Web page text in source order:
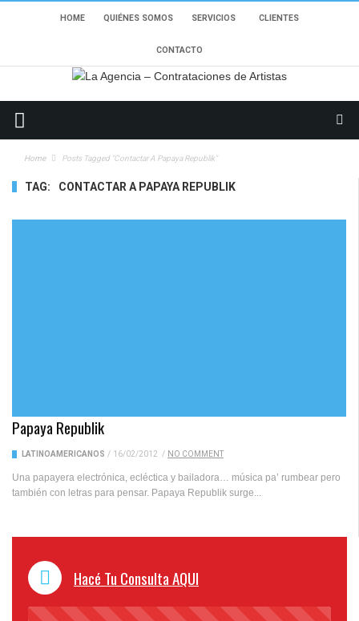
HOME QUIÉNES SOMOS SERVICIOS CLIENTES
CONTACTO
Home Posts Tagged "contactar A Papaya Republik"
TAG: CONTACTAR A PAPAYA REPUBLIK
Papaya Republik
LATINOAMERICANOS / 16/02/2012 / NO COMMENT
Una papayera electrónica, ecléctica y bailadora… música pa’ rumbear pero
también con letras para pensar. Papaya Republik surge...
Hacé Tu Consulta AQUI
45%